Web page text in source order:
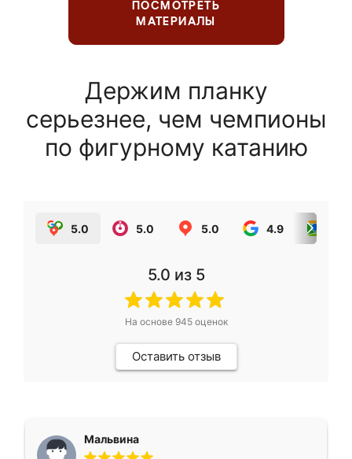
ПОСМОТРЕТЬ
МАТЕРИАЛЫ
Держим планку
серьезнее, чем чемпионы
по фигурному катанию
5.0 5.0 5.0 4.9
5.0 из 5
На основе 945оценок
Оставить отзыв
Мальвина